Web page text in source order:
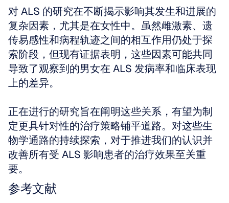
对 ALS 的研究在不断揭示影响其发生和进展的
复杂因素，尤其是在女性中。虽然雌激素、遗
传易感性和病程轨迹之间的相互作用仍处于探
索阶段，但现有证据表明，这些因素可能共同
导致了观察到的男女在 ALS 发病率和临床表现
上的差异。
正在进行的研究旨在阐明这些关系，有望为制
定更具针对性的治疗策略铺平道路。对这些生
物学通路的持续探索，对于推进我们的认识并
改善所有受 ALS 影响患者的治疗效果至关重
要。
参考文献